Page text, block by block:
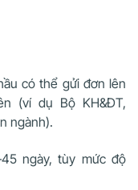
có thể gửi đơn lên
(ví dụ Bộ KH&ĐT,
ngành).
ngày, tùy mức độ